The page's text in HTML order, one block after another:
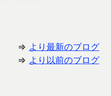
⇒ より最新のブログ
⇒ より以前のブログ